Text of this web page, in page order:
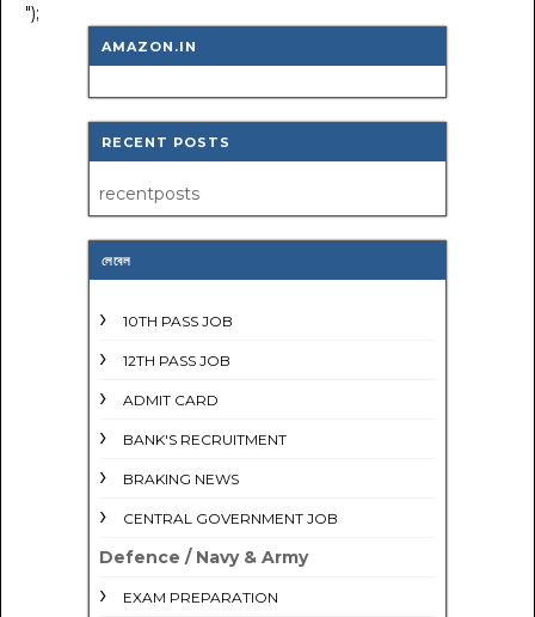
");
AMAZON.IN
RECENT POSTS
recentposts
লেবেল
10TH PASS JOB
12TH PASS JOB
ADMIT CARD
BANK'S RECRUITMENT
BRAKING NEWS
CENTRAL GOVERNMENT JOB
Defence / Navy & Army
EXAM PREPARATION